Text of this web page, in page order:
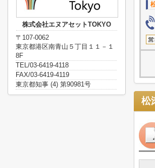
松
株式会社エヌアセットTOKYO
〒107-0062
東京都港区南青山５丁目１１－１
8F
TEL/03-6419-4118
FAX/03-6419-4119
東京都知事 (4) 第90981号